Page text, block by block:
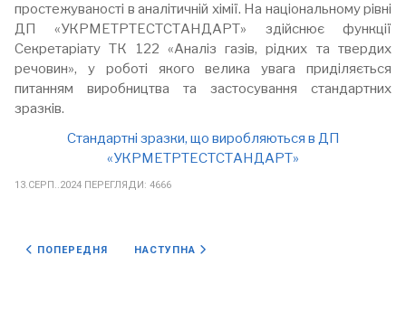
простежуваності в аналітичній хімії. На національному рівні
ДП «УКРМЕТРТЕСТСТАНДАРТ» здійснює функції
Секретаріату ТК 122 «Аналіз газів, рідких та твердих
речовин», у роботі якого велика увага приділяється
питанням виробництва та застосування стандартних
зразків.
Стандартні зразки, що виробляються в ДП
«УКРМЕТРТЕСТСТАНДАРТ»
13.СЕРП..2024 ПЕРЕГЛЯДИ: 4666
ПОПЕРЕДНЯ СТАТТЯ: КАЛІБРУВАЛЬНІ ГАЗОВІ СУМІШІ
ПОПЕРЕДНЯ НАСТУПНА СТАТТЯ: ВІДДІЛ № 29
НАСТУПНА